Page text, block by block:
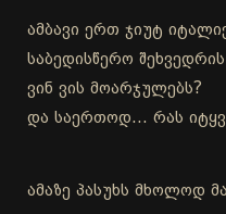
ამბავი ერთ ჯიუტ
საბედისწერო
ვინ ვის მოარჯულებს?
და საერთოდ… რას
ამაზე პასუხს მხოლოდ